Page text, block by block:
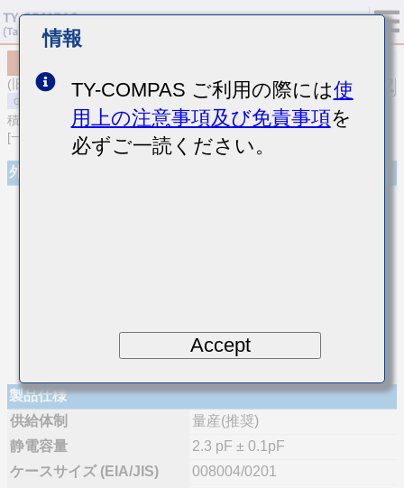
(旧品番 TVS021CG2R3BK-W)
積層セラミックコンデンサ
[一般用 高周波/低損失積層セラミックコンデンサ]
外観
製品仕様
供給体制
量産(推奨)
静電容量
2.3 pF ± 0.1pF
ケースサイズ (EIA/JIS)
008004/0201
情報
TY-COMPAS ご利用の際には使
用上の注意事項及び免責事項を
必ずご一読ください。
Accept